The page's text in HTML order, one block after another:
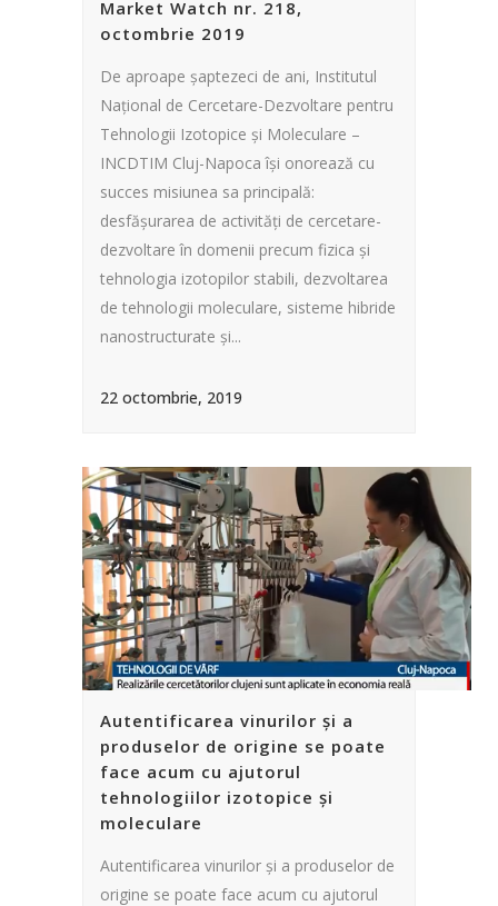
Market Watch nr. 218,
octombrie 2019
De aproape șaptezeci de ani, Institutul
Național de Cercetare-Dezvoltare pentru
Tehnologii Izotopice și Moleculare –
INCDTIM Cluj-Napoca își onorează cu
succes misiunea sa principală:
desfășurarea de activități de cercetare-
dezvoltare în domenii precum fizica și
tehnologia izotopilor stabili, dezvoltarea
de tehnologii moleculare, sisteme hibride
nanostructurate și...
22 octombrie, 2019
Autentificarea vinurilor și a
produselor de origine se poate
face acum cu ajutorul
tehnologiilor izotopice și
moleculare
Autentificarea vinurilor și a produselor de
origine se poate face acum cu ajutorul